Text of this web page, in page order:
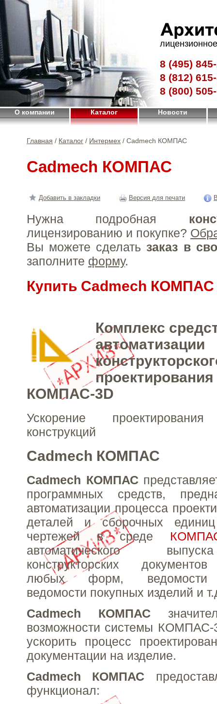
8 (495)
8 (812)
8 (800)
О компании Каталог Новости
Главная / Каталог / Интермех / Cadmech КОМПАС
Cadmech КОМПАС
Добавить в закладки Версия для печати
Нужна подробная
лицензированию и покупке?
Вы можете сделать заказ в
заполните форму.
Купить Cadmech КОМПАС
Комплекс
автоматизации
КОМПАС-3D
Ускорение
конструкций
Cadmech КОМПАС
Cadmech КОМПАС
программных средств,
автоматизации процесса
деталей и сборочных
чертежей в среде
автоматического
конструкторских
любых форм, ведомости
ведомости покупных изделий и
Cadmech КОМПАС
возможности системы КОМПАС-
ускорить процесс
документации на изделие.
Cadmech КОМПАС
функционал: